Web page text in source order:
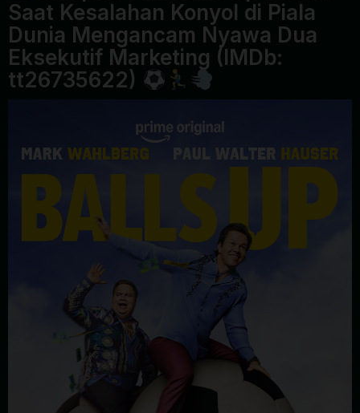
Saat Kesalahan Konyol di Piala
Dunia Mengancam Nyawa Dua
Eksekutif Marketing (IMDb:
tt26735622)